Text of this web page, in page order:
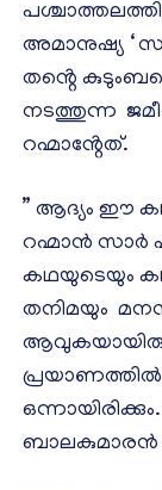
അമാനുഷ്യ ‘
തൻ്റെ
നടത്തുന്ന
റഹ്മാൻ്റേത്.
” ആദ്യം ഈ
റഹ്മാൻ സാർ
കഥയുടെയും
തനിമയും
പ്രയാണത്തിൽ